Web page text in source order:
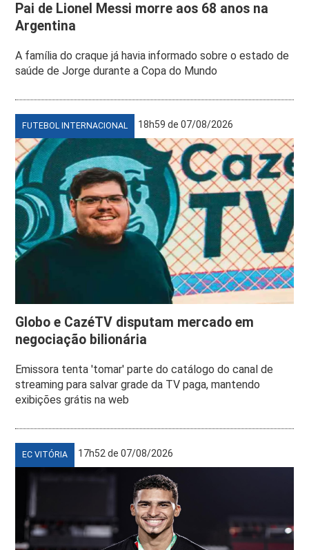
Pai de Lionel Messi morre aos 68 anos na
Argentina
A família do craque já havia informado sobre o estado de
saúde de Jorge durante a Copa do Mundo
FUTEBOL INTERNACIONAL 18h59 de 07/08/2026
Globo e CazéTV disputam mercado em
negociação bilionária
Emissora tenta 'tomar' parte do catálogo do canal de
streaming para salvar grade da TV paga, mantendo
exibições grátis na web
EC VITÓRIA 17h52 de 07/08/2026